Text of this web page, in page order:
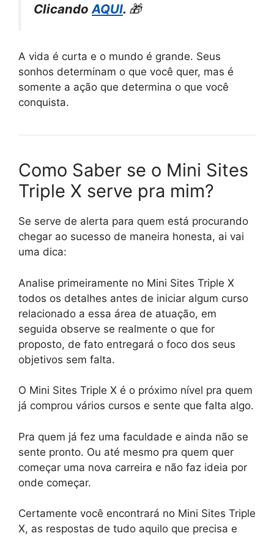
Clicando AQUI. 🎁
A vida é curta e o mundo é grande. Seus
sonhos determinam o que você quer, mas é
somente a ação que determina o que você
conquista.
Como Saber se o Mini Sites
Triple X serve pra mim?
Se serve de alerta para quem está procurando
chegar ao sucesso de maneira honesta, ai vai
uma dica:
Analise primeiramente no Mini Sites Triple X
todos os detalhes antes de iniciar algum curso
relacionado a essa área de atuação, em
seguida observe se realmente o que for
proposto, de fato entregará o foco dos seus
objetivos sem falta.
O Mini Sites Triple X é o próximo nível pra quem
já comprou vários cursos e sente que falta algo.
Pra quem já fez uma faculdade e ainda não se
sente pronto. Ou até mesmo pra quem quer
começar uma nova carreira e não faz ideia por
onde começar.
Certamente você encontrará no Mini Sites Triple
X, as respostas de tudo aquilo que precisa e